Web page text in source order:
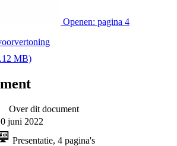
Openen: pagina 4
MB)
Over dit document
juni 2022
Presentatie, 4 pagina's